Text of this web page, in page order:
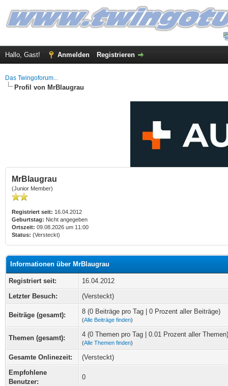
Hallo, Gast! Anmelden Registrieren
Das Twingoforum...
Profil von MrBlaugrau
MrBlaugrau
(Junior Member)
Registriert seit: 16.04.2012
Geburtstag: Nicht angegeben
Ortszeit: 09.08.2026 um 11:00
Status: (Versteckt)
Informationen über MrBlaugrau
Registriert seit:
16.04.2012
Letzter Besuch:
(Versteckt)
Beiträge (gesamt): 8 (0 Beiträge pro Tag | 0 Prozent aller Beiträge)
(Alle Beiträge finden)
Themen (gesamt): 4 (0 Themen pro Tag | 0.01 Prozent aller Themen)
(Alle Themen finden)
Gesamte Onlinezeit:
(Versteckt)
Empfohlene
Benutzer:
0